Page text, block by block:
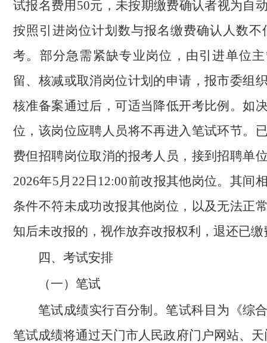
试报名费用50元，未按期缴费确认者视为自
按照引进岗位计划数与报名缴费确认人数不
考。部分急需紧缺专业岗位，由引进单位
留、核减或取消岗位计划的申请，报市委组
核准备案通过后，可适当降低开考比例。如
位，该岗位应聘人员将不再进入笔试环节。
费但招聘岗位取消的报考人员，接到招聘单
2026年5月22日12:00前改报其他岗位。其间
条件不符未成功改报其他岗位，以及无法正
知后未改报的，视作放弃改报权利，退还已缴
四、考试安排
（一）笔试
笔试成绩实行百分制。笔试科目为《综
笔试成绩将通过天门市人民政府门户网站、天